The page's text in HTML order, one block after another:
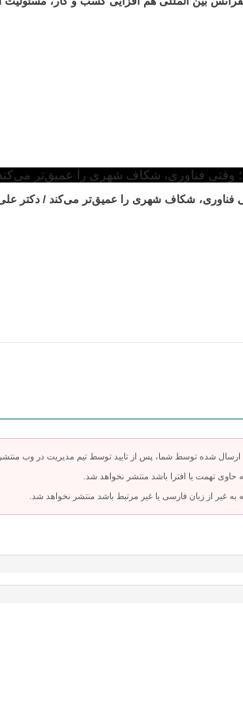
فناوری، شکاف شهری را عمیق‌تر می‌کند / دکتر
ارسال شده توسط شما، پس از تایید توسط تیم مدیریت در وب
حاوی تهمت یا افترا باشد منتشر نخواهد شد.
به غیر از زبان فارسی یا غیر مرتبط باشد منتشر نخواهد شد.